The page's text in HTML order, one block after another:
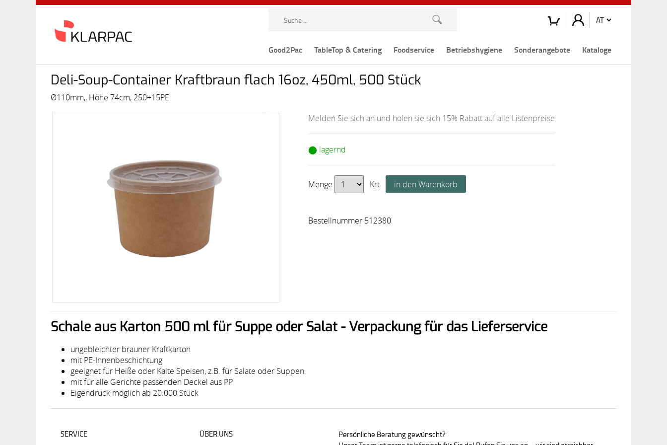
Good2Pac TableTop & Catering Foodservice Betriebshygiene Sonderangebote Kataloge
Deli-Soup-Container Kraftbraun flach 16oz, 450ml, 500 Stück
Ø110mm,, Höhe 74cm, 250+15PE
Melden Sie sich an und holen sie sich 15% Rabatt auf alle Listenpreise
⬤ lagernd
Menge Krt
Bestellnummer 512380
Schale aus Karton 500 ml für Suppe oder Salat - Verpackung für das Lieferservice
ungebleichter brauner Kraftkarton
mit PE-Innenbeschichtung
geeignet für Heiße oder Kalte Speisen, z.B. für Salate oder Suppen
mit für alle Gerichte passenden Deckel aus PP
Eigendruck möglich ab 20.000 Stück
SERVICE ÜBER UNS
Persönliche Beratung gewünscht?